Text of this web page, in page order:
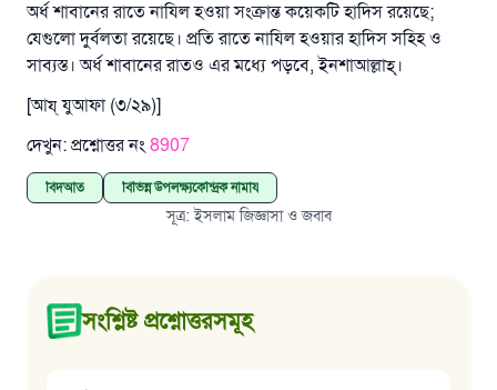
অর্ধ শাবানের রাতে নাযিল হওয়া সংক্রান্ত কয়েকটি হাদিস রয়েছে;
যেগুলো দুর্বলতা রয়েছে। প্রতি রাতে নাযিল হওয়ার হাদিস সহিহ ও
সাব্যস্ত। অর্ধ শাবানের রাতও এর মধ্যে পড়বে, ইনশাআল্লাহ্‌।
[আয্‌ যুআফা (৩/২৯)]
দেখুন: প্রশ্নোত্তর নং 8907
বিদআত বিভিন্ন উপলক্ষ্যকেন্দ্রিক নামায
সূত্র:ইসলাম জিজ্ঞাসা ও জবাব
সংশ্লিষ্ট প্রশ্নোত্তরসমূহ